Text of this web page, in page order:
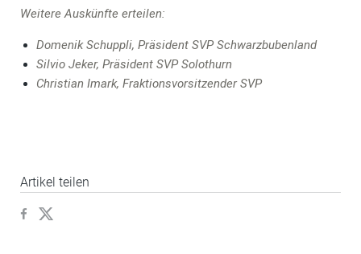
Weitere Auskünfte erteilen:
Domenik Schuppli, Präsident SVP Schwarzbubenland
Silvio Jeker, Präsident SVP Solothurn
Christian Imark, Fraktionsvorsitzender SVP
Artikel teilen